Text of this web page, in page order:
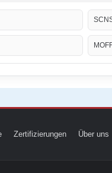
Zertifizierungen Über uns